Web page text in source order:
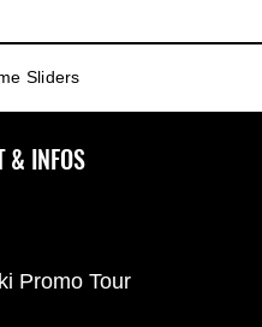
Sliders
& INFOS
Promo Tour